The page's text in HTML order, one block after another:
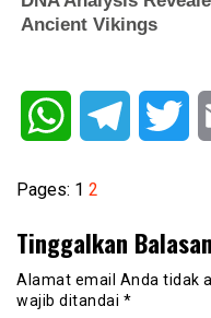
WhatsAppTelegram
Pages: 1 2
Tinggalkan Balasan
Alamat email Anda tidak
wajib ditandai *